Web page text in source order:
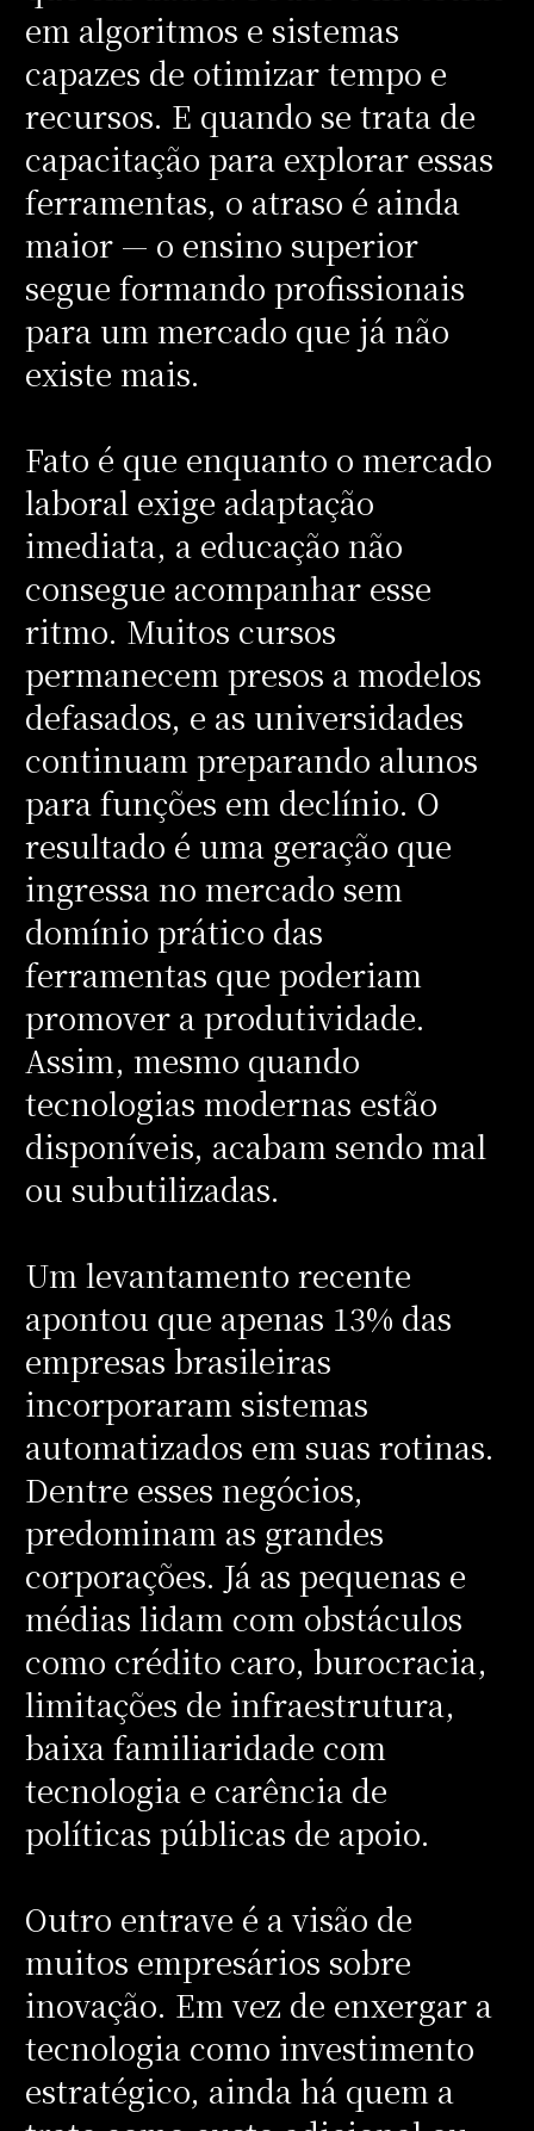
em algoritmos e sistemas
capazes de otimizar tempo e
recursos. E quando se trata de
capacitação para explorar essas
ferramentas, o atraso é ainda
maior — o ensino superior
segue formando profissionais
para um mercado que já não
existe mais.
Fato é que enquanto o mercado
laboral exige adaptação
imediata, a educação não
consegue acompanhar esse
ritmo. Muitos cursos
permanecem presos a modelos
defasados, e as universidades
continuam preparando alunos
para funções em declínio. O
resultado é uma geração que
ingressa no mercado sem
domínio prático das
ferramentas que poderiam
promover a produtividade.
Assim, mesmo quando
tecnologias modernas estão
disponíveis, acabam sendo mal
ou subutilizadas.
Um levantamento recente
apontou que apenas 13% das
empresas brasileiras
incorporaram sistemas
automatizados em suas rotinas.
Dentre esses negócios,
predominam as grandes
corporações. Já as pequenas e
médias lidam com obstáculos
como crédito caro, burocracia,
limitações de infraestrutura,
baixa familiaridade com
tecnologia e carência de
políticas públicas de apoio.
Outro entrave é a visão de
muitos empresários sobre
inovação. Em vez de enxergar a
tecnologia como investimento
estratégico, ainda há quem a